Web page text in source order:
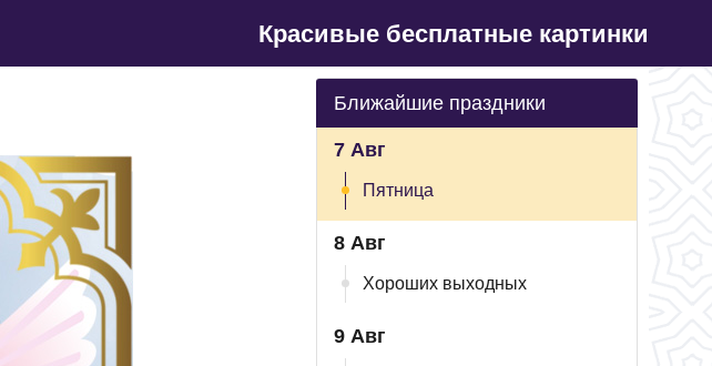
Красивые бесплатные картинки
Ближайшие праздники
7 Авг
Пятница
8 Авг
Хороших выходных
9 Авг